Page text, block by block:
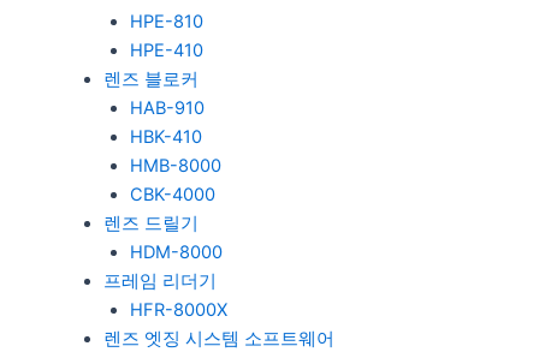
HPE-810
HPE-410
렌즈 블로커
HAB-910
HBK-410
HMB-8000
CBK-4000
렌즈 드릴기
HDM-8000
프레임 리더기
HFR-8000X
렌즈 엣징 시스템 소프트웨어